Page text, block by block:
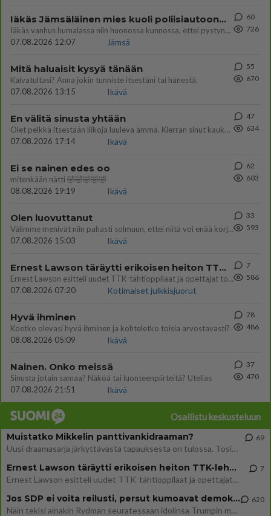
Iäkäs Jämsäläinen mies kuoli poliisiautoon matkalla Jyväskylän putkaan
Iäkäs vanhus humalassa niin huonossa kunnossa, ettei pystynyt huolehtimaan itsestään niin ainoa apu sillä hetkellä oli
07.08.2026 12:07
Jämsä
60
726
Mitä haluaisit kysyä tänään
Kaivatultasi? Anna jokin tunniste itsestäni tai hänestä.
07.08.2026 13:15
Ikävä
55
670
En välitä sinusta yhtään
Olet pelkkä itsestään liikoja luuleva ämmä. Kierrän sinut kaukaa nyt ja aina. Olit mulle pelkkä lelu vaan.
07.08.2026 17:14
Ikävä
47
634
Ei se nainen edes oo
mitenkään nätti 🤣🤣🤣🤣🤣
08.08.2026 19:19
Ikävä
62
603
Olen luovuttanut
Välimme menivät niin pahasti solmuun, ettei niitä voi enää korjata. On aika jatkaa elämässä eteenpäin. Toivon sulle kaik
07.08.2026 15:03
Ikävä
33
593
Ernest Lawson täräytti erikoisen heiton TTK-lehdistötilaisuudessa: " Onko tässä tarkoituksena...?"
Ernest Lawson esitteli uudet TTK-tähtioppilaat ja opettajat torstaina 6.8. lehdistölle. Tulevalla kaudella on yksi hausk
07.08.2026 07:20
Kotimaiset julkkisjuorut
7
586
Hyvä ihminen
Koetko olevasi hyvä ihminen ja kohteletko toisia arvostavasti?
08.08.2026 05:09
Ikävä
78
486
Nainen. Onko meissä
Sinusta jotain samaa? Näköä tai luonteenpiirteitä? Utelias
07.08.2026 21:51
Ikävä
37
470
Osallistu keskusteluun
Muistatko Mikkelin panttivankidraaman?
Uusi draamasarja järkyttävästä tapauksesta on tulossa. Tositapahtumiin perustuva sarja ammentaa vuoden 1986 Mikkelin pan
69
Ernest Lawson täräytti erikoisen heiton TTK-lehdistötilaisuudessa: " Onko tässä tarkoituksena...?"
Ernest Lawson esitteli uudet TTK-tähtioppilaat ja opettajat torstaina 6.8. lehdistölle. Tulevalla kaudella on yksi hausk
7
Jos SDP ei voita reilusti, persut kumoavat demokratian Suomesta
Näin tekisi ainakin Rydman seuratessaan idolinsa Trumpin mallia https://www.is.fi/politiikka/art-2000012187244.html
620